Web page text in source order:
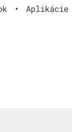
• Aplikácie